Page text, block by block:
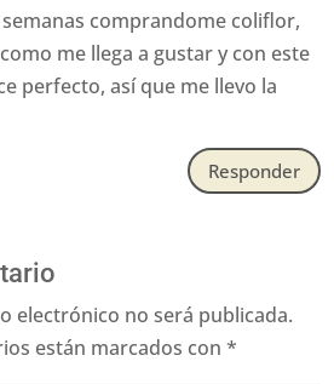
semanas comprandome coliflor,
me llega a gustar y con este
perfecto, así que me llevo la
Responder
electrónico no será publicada.
están marcados con*